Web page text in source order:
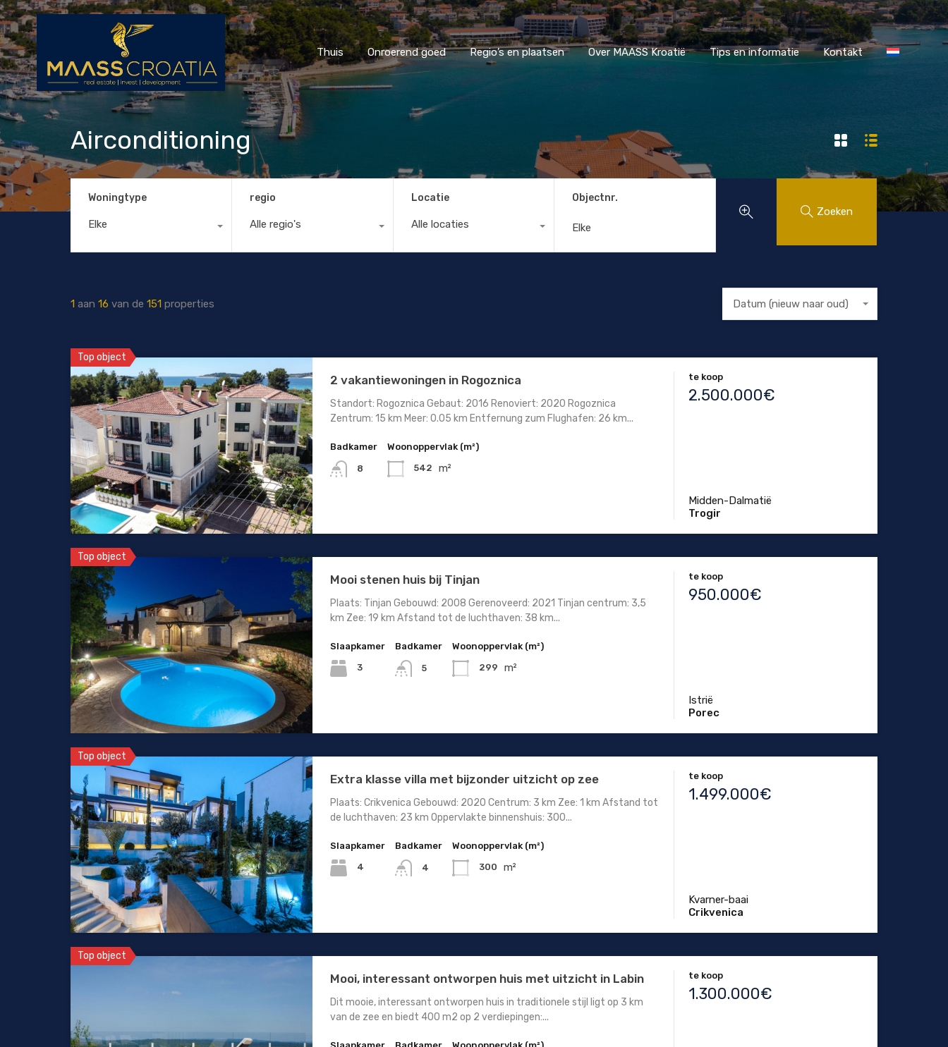
Thuis Onroerend goed Regio’s en plaatsen Over MAASS Kroatië Tips en informatie Kontakt
Thuis Onroerend goed Regio’s en plaatsen Over MAASS Kroatië Tips en informatie Kontakt
Airconditioning
Woningtype
Elke
regio
Alle regio's
Locatie
Alle locaties
Objectnr.
Zoeken
1 aan 16 van de 151 properties Datum (nieuw naar oud)
Top object
2 vakantiewoningen in Rogoznica
Standort: Rogoznica Gebaut: 2016 Renoviert: 2020 Rogoznica
Zentrum: 15 km Meer: 0.05 km Entfernung zum Flughafen: 26 km...
Badkamer
8
Woonoppervlak (m²)
542 m²
te koop
2.500.000€
Midden-Dalmatië
Trogir
Top object
Mooi stenen huis bij Tinjan
Plaats: Tinjan Gebouwd: 2008 Gerenoveerd: 2021 Tinjan centrum: 3,5
km Zee: 19 km Afstand tot de luchthaven: 38 km...
Slaapkamer
3
Badkamer
5
Woonoppervlak (m²)
299 m²
te koop
950.000€
Istrië
Porec
Top object
Extra klasse villa met bijzonder uitzicht op zee
Plaats: Crikvenica Gebouwd: 2020 Centrum: 3 km Zee: 1 km Afstand tot
de luchthaven: 23 km Oppervlakte binnenshuis: 300...
Slaapkamer
4
Badkamer
4
Woonoppervlak (m²)
300 m²
te koop
1.499.000€
Kvarner-baai
Crikvenica
Top object
Mooi, interessant ontworpen huis met uitzicht in Labin
Dit mooie, interessant ontworpen huis in traditionele stijl ligt op 3 km
van de zee en biedt 400 m2 op 2 verdiepingen:...
Slaapkamer Badkamer Woonoppervlak (m²)
te koop
1.300.000€